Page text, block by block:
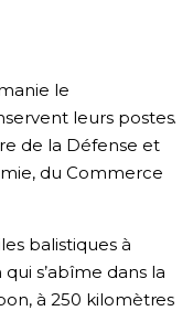
le
leurs postes.
de la Défense et
du Commerce
balistiques à
s’abîme dans la
à 250 kilomètres